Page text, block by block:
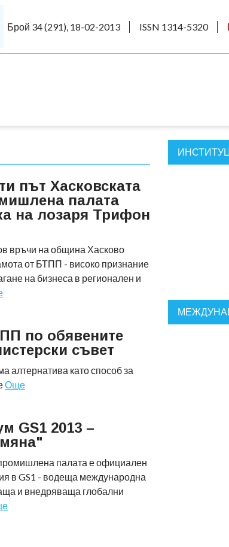
Брой 34 (291), 18-02-2013 ISSN 1314-5320
път Хасковската
палата
на лозаря Трифон
връчи на община Хасково
от БТПП - високо признание
на бизнеса в регионален и
по обявените
съвет
алтернатива като способ за
Още
GS1 2013 –
палата е официален
в GS1 - водеща международна
и внедряваща глобални